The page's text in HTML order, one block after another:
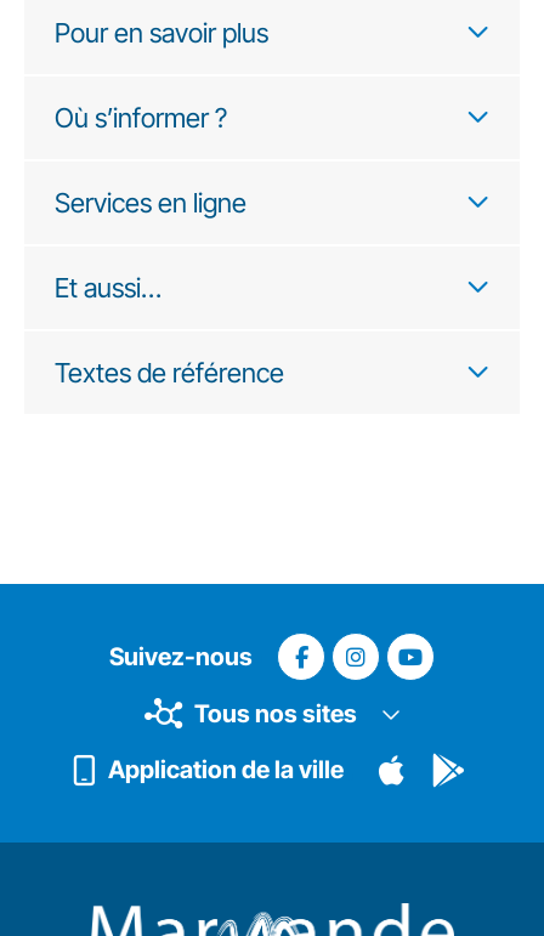
Pour en savoir plus
Où s’informer ?
Services en ligne
Et aussi…
Textes de référence
Suivez-nous
Tous nos sites
Application de la ville